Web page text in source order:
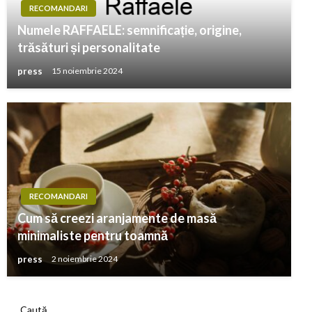
RECOMANDARI
Numele RAFFAELE: semnificație, origine,
trăsături și personalitate
press 15 noiembrie 2024
RECOMANDARI
Cum să creezi aranjamente de masă
minimaliste pentru toamnă
press 2 noiembrie 2024
Caută